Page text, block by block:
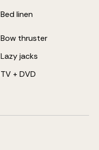
Bed linen
Bow thruster
Lazy jacks
TV + DVD